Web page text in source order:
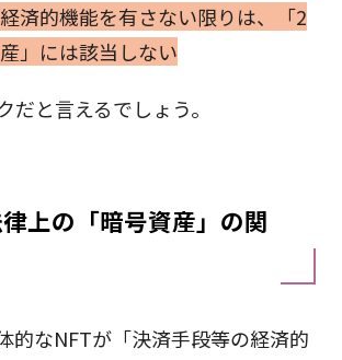
済的機能を有さない限りは、「2
」には該当しない
だと言えるでしょう。
上の「暗号資産」の関
的なNFTが「決済手段等の経済的